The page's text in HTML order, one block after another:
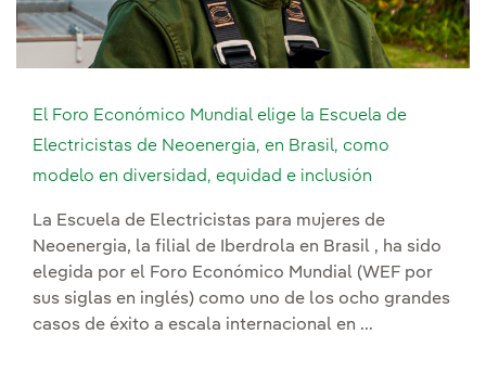
El Foro Económico Mundial elige la Escuela de
Electricistas de Neoenergia, en Brasil, como
modelo en diversidad, equidad e inclusión
La Escuela de Electricistas para mujeres de
Neoenergia, la filial de Iberdrola en Brasil , ha sido
elegida por el Foro Económico Mundial (WEF por
sus siglas en inglés) como uno de los ocho grandes
casos de éxito a escala internacional en ...